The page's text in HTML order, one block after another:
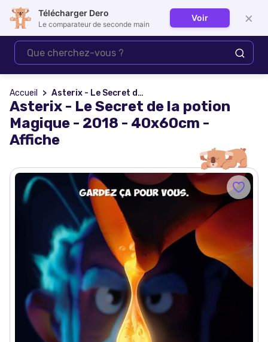
Se connecter
Accueil Asterix - Le Secret de la potion Magique - 2018 - 40x60cm - Affiche
Asterix - Le Secret de la potion
Magique - 2018 - 40x60cm -
Affiche
Télécharger Dero
Le comparateur de seconde main
Voir ×